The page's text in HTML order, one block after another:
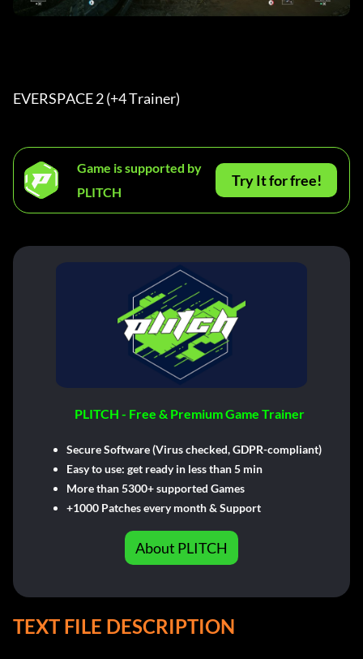
EVERSPACE 2 (+4 Trainer)
Game is supported by
PLITCH
Try It for free!
PLITCH - Free & Premium Game Trainer
Secure Software (Virus checked, GDPR-compliant)
Easy to use: get ready in less than 5 min
More than 5300+ supported Games
+1000 Patches every month & Support
About PLITCH
TEXT FILE DESCRIPTION